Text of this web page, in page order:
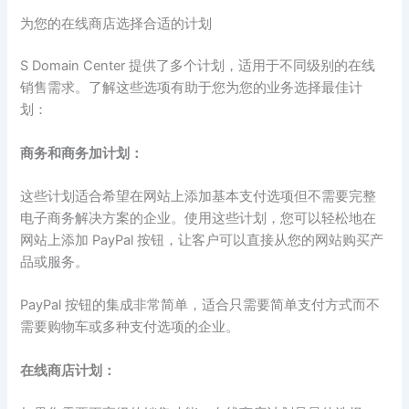
为您的在线商店选择合适的计划
S Domain Center 提供了多个计划，适用于不同级别的在线
销售需求。了解这些选项有助于您为您的业务选择最佳计
划：
商务和商务加计划：
这些计划适合希望在网站上添加基本支付选项但不需要完整
电子商务解决方案的企业。使用这些计划，您可以轻松地在
网站上添加 PayPal 按钮，让客户可以直接从您的网站购买产
品或服务。
PayPal 按钮的集成非常简单，适合只需要简单支付方式而不
需要购物车或多种支付选项的企业。
在线商店计划：